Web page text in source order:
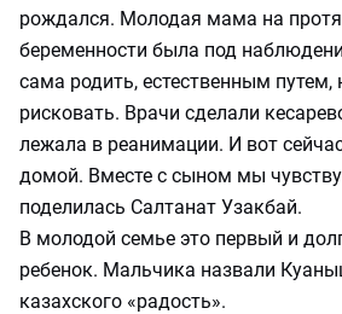
рождался. Молодая мама на
беременности была под
сама родить, естественным путем,
рисковать. Врачи сделали
лежала в реанимации. И вот
домой. Вместе с сыном мы
поделилась Салтанат Узакбай.
В молодой семье это первый и
ребенок. Мальчика назвали
казахского «радость».